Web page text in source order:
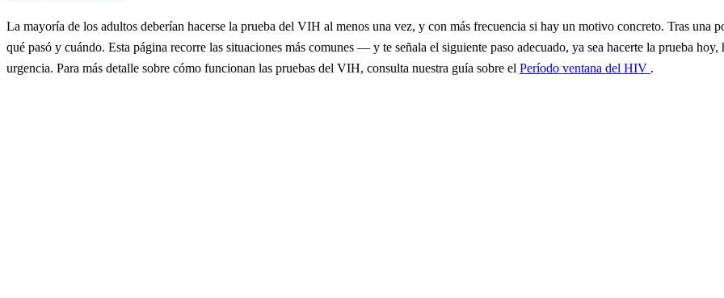
La mayoría de los adultos deberían hacerse la prueba del VIH al menos una vez, y con más frecuencia si hay un motivo concreto. Tras una
qué pasó y cuándo. Esta página recorre las situaciones más comunes — y te señala el siguiente paso adecuado, ya sea hacerte la prueba
urgencia. Para más detalle sobre cómo funcionan las pruebas del VIH, consulta nuestra guía sobre el Período ventana del HIV .